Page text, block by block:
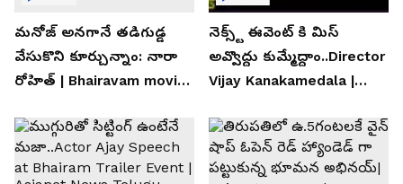
మనోజ్ అనగానే తడిగుడ్డ
వేసుకొని కూర్చున్నాం: నారా
రోహిత్ | Bhairavam movie |
నెక్స్ట్ ఈవెంట్ కి మిస్
అవ్వొద్దు కుమ్మేద్దాం..Director
Vijay Kanakamedala |